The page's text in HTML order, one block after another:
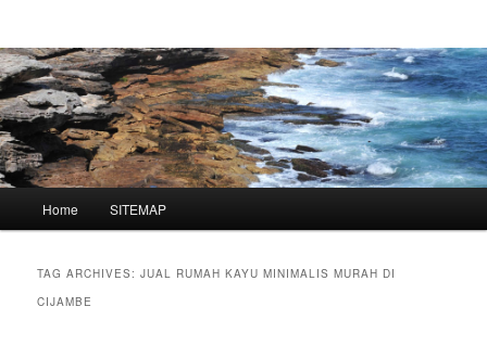
Skip
primary
Skip
secondary
Home SITEMAP
TAG ARCHIVES:JUAL RUMAH KAYU MINIMALIS MURAH DI
CIJAMBE